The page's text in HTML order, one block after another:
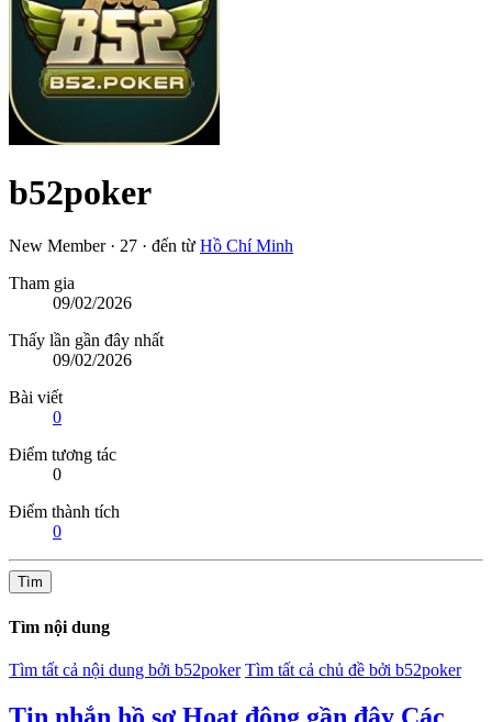
b52poker
New Member · 27 · đến từ Hồ Chí Minh
Tham gia
09/02/2026
Thấy lần gần đây nhất
09/02/2026
Bài viết
0
Điểm tương tác
0
Điểm thành tích
0
Tìm
Tìm nội dung
Tìm tất cả nội dung bởi b52poker Tìm tất cả chủ đề bởi b52poker